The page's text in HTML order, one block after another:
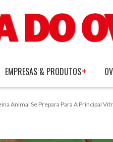
EMPRESAS & PRODUTOS
Animal Se Prepara Para A Principal